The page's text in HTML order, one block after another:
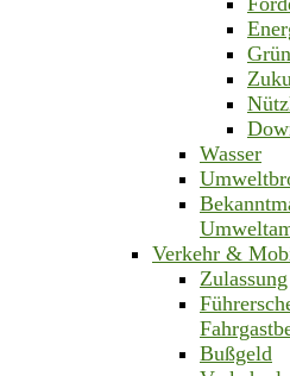
Wasser
Verkehr &
Zulassung
Bußgeld